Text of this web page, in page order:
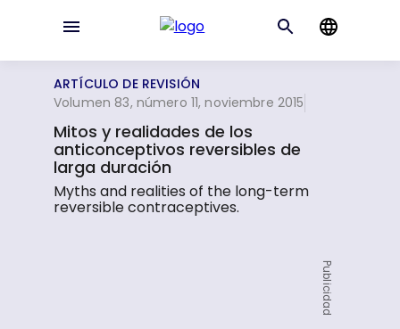
ARTÍCULO DE REVISIÓN
Volumen 83, número 11, noviembre 2015
Mitos y realidades de los
anticonceptivos reversibles de
larga duración
Myths and realities of the long-term
reversible contraceptives.
Publicidad